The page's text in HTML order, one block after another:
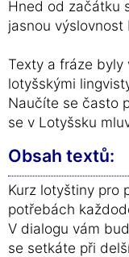
Hned od začátku
jasnou výslovnost
Texty a fráze byly
lotyšskými
Naučíte se často
se v Lotyšsku
Obsah textů:
Kurz lotyštiny pro
potřebách
V dialogu vám
se setkáte při